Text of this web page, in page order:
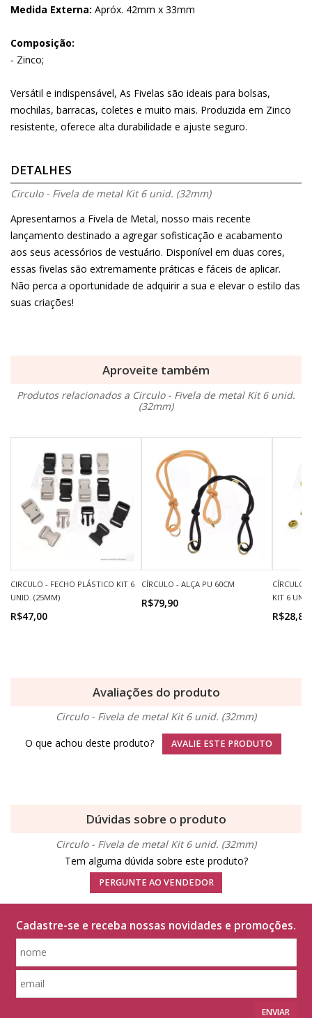
Medida Externa: Apróx. 42mm x 33mm
Composição:
- Zinco;
Versátil e indispensável, As Fivelas são ideais para bolsas,
mochilas, barracas, coletes e muito mais. Produzida em Zinco
resistente, oferece alta durabilidade e ajuste seguro.
DETALHES
Circulo - Fivela de metal Kit 6 unid. (32mm)
Apresentamos a Fivela de Metal, nosso mais recente
lançamento destinado a agregar sofisticação e acabamento
aos seus acessórios de vestuário. Disponível em duas cores,
essas fivelas são extremamente práticas e fáceis de aplicar.
Não perca a oportunidade de adquirir a sua e elevar o estilo das
suas criações!
Aproveite também
Produtos relacionados a Circulo - Fivela de metal Kit 6 unid.
(32mm)
CIRCULO - FECHO PLÁSTICO KIT 6
UNID. (25MM)
R$47,00
CÍRCULO - ALÇA PU 60CM
R$79,90
CÍRCULO
KIT 6
R$28,80
Avaliações do produto
Circulo - Fivela de metal Kit 6 unid. (32mm)
O que achou deste produto?
AVALIE ESTE PRODUTO
Dúvidas sobre o produto
Circulo - Fivela de metal Kit 6 unid. (32mm)
Tem alguma dúvida sobre este produto?
PERGUNTE AO VENDEDOR
Cadastre-se e receba nossas novidades e promoções.
ENVIAR